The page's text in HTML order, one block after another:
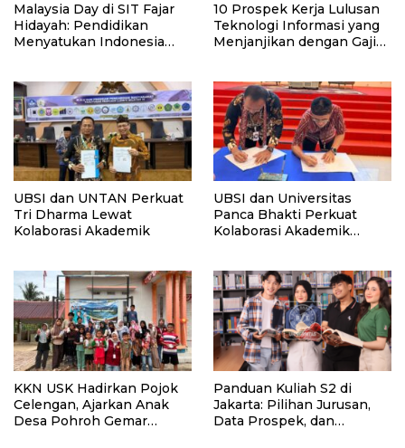
Malaysia Day di SIT Fajar
Hidayah: Pendidikan
Menyatukan Indonesia
10 Prospek Kerja Lulusan
Teknologi Informasi yang
Menjanjikan dengan Gaji
UBSI dan UNTAN Perkuat
Tri Dharma Lewat
Kolaborasi Akademik
UBSI dan Universitas
Panca Bhakti Perkuat
Kolaborasi Akademik
KKN USK Hadirkan Pojok
Celengan, Ajarkan Anak
Desa Pohroh Gemar
Panduan Kuliah S2 di
Jakarta: Pilihan Jurusan,
Data Prospek, dan